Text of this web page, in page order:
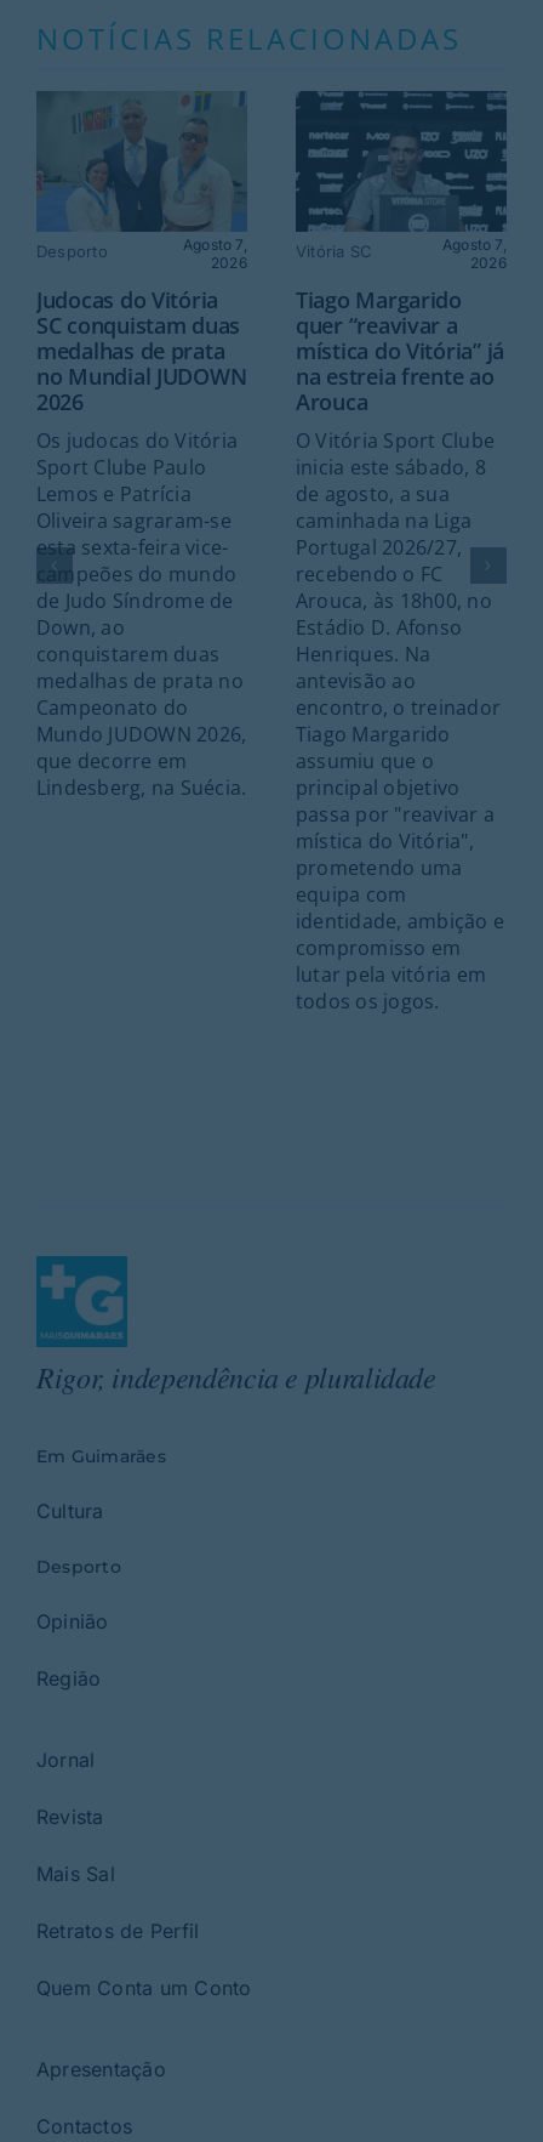
NOTÍCIAS RELACIONADAS
Desporto
Agosto 7,
2026
Judocas do Vitória
SC conquistam duas
medalhas de prata
no Mundial JUDOWN
2026
Os judocas do Vitória
Sport Clube Paulo
Lemos e Patrícia
Oliveira sagraram-se
esta sexta-feira vice-
campeões do mundo
de Judo Síndrome de
Down, ao
conquistarem duas
medalhas de prata no
Campeonato do
Mundo JUDOWN 2026,
que decorre em
Lindesberg, na Suécia.
Vitória SC
Agosto 7,
2026
Tiago Margarido
quer “reavivar a
mística do Vitória” já
na estreia frente ao
Arouca
O Vitória Sport Clube
inicia este sábado, 8
de agosto, a sua
caminhada na Liga
Portugal 2026/27,
recebendo o FC
Arouca, às 18h00, no
Estádio D. Afonso
Henriques. Na
antevisão ao
encontro, o treinador
Tiago Margarido
assumiu que o
principal objetivo
passa por "reavivar a
mística do Vitória",
prometendo uma
equipa com
identidade, ambição e
compromisso em
lutar pela vitória em
todos os jogos.
Rigor, independência e pluralidade
Em Guimarães
Cultura
Desporto
Opinião
Região
Jornal
Revista
Mais Sal
Retratos de Perfil
Quem Conta um Conto
Apresentação
Contactos